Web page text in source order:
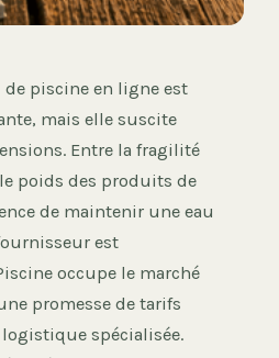
de piscine en ligne est
mais elle suscite
Entre la fragilité
poids des produits de
de maintenir une eau
est
occupe le marché
promesse de tarifs
spécialisée.